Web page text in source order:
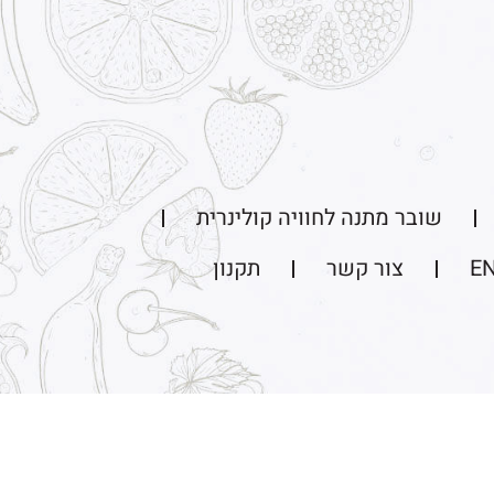
שובר מתנה לחוויה קולינרית
צור קשר תקנון